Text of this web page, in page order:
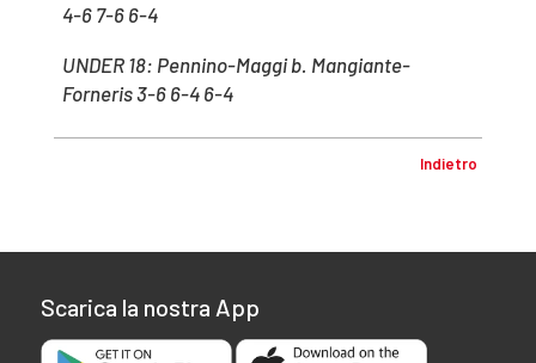
4-6 7-6 6-4
UNDER 18: Pennino-Maggi b. Mangiante-
Forneris 3-6 6-4 6-4
Indietro
Scarica la nostra App